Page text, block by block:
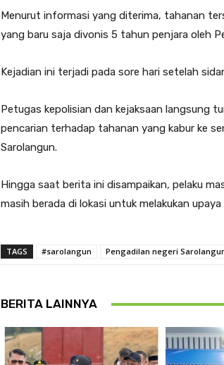
Menurut informasi yang diterima, tahanan
yang baru saja divonis 5 tahun penjara oleh
Kejadian ini terjadi pada sore hari setelah
Petugas kepolisian dan kejaksaan langsung
pencarian terhadap tahanan yang kabur ke
Sarolangun.
Hingga saat berita ini disampaikan, pelaku
masih berada di lokasi untuk melakukan
TAGS #sarolangun Pengadilan negeri
BERITA LAINNYA